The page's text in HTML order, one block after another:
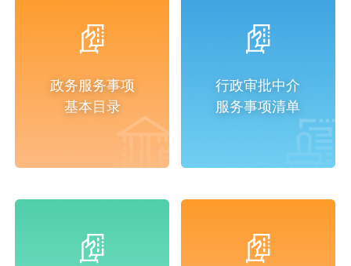
政务服务事项
基本目录
行政审批中介
服务事项清单